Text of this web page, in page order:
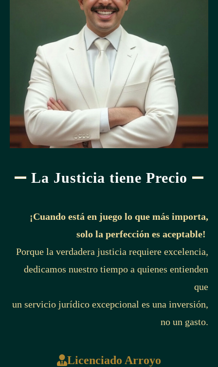
La Justicia tiene Precio
¡Cuando está en juego lo que más importa,
solo la perfección es aceptable!
Porque la verdadera justicia requiere excelencia,
dedicamos nuestro tiempo a quienes entienden
que
un servicio jurídico excepcional es una inversión,
no un gasto.
Licenciado Arroyo